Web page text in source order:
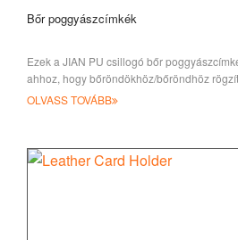
Bőr poggyászcímkék
Ezek a JIAN PU csillogó bőr
ahhoz, hogy bőröndökhöz/bőröndhöz
miközben
OLVASS TOVÁBB